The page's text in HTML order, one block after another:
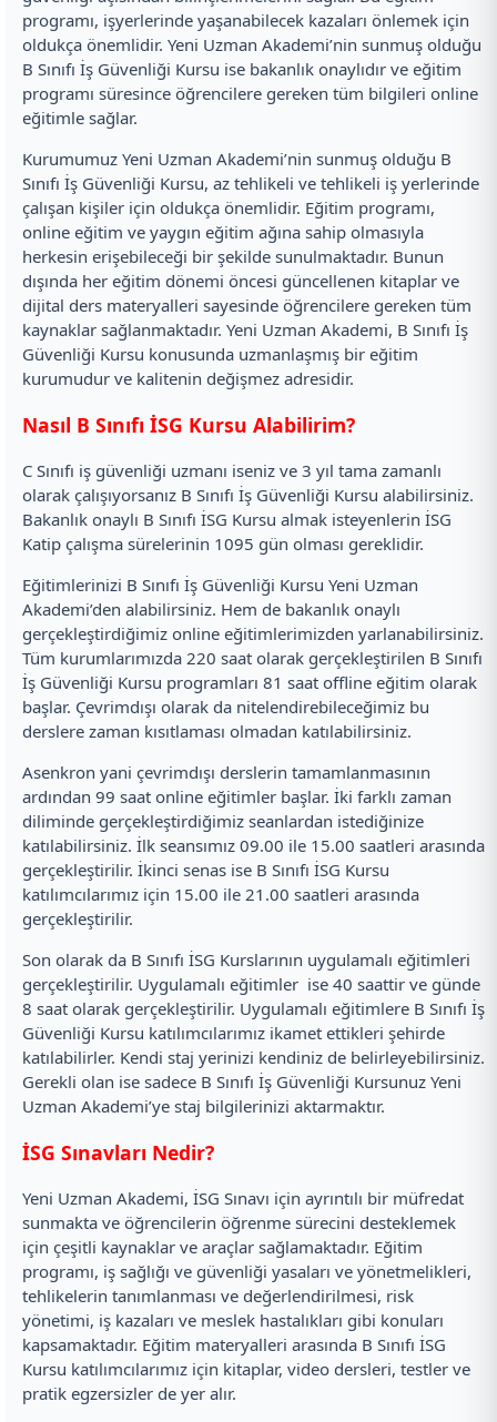
programı, işyerlerinde yaşanabilecek kazaları önlemek için
oldukça önemlidir. Yeni Uzman Akademi’nin sunmuş olduğu
B Sınıfı İş Güvenliği Kursu ise bakanlık onaylıdır ve eğitim
programı süresince öğrencilere gereken tüm bilgileri online
eğitimle sağlar.
Kurumumuz Yeni Uzman Akademi’nin sunmuş olduğu B
Sınıfı İş Güvenliği Kursu, az tehlikeli ve tehlikeli iş yerlerinde
çalışan kişiler için oldukça önemlidir. Eğitim programı,
online eğitim ve yaygın eğitim ağına sahip olmasıyla
herkesin erişebileceği bir şekilde sunulmaktadır. Bunun
dışında her eğitim dönemi öncesi güncellenen kitaplar ve
dijital ders materyalleri sayesinde öğrencilere gereken tüm
kaynaklar sağlanmaktadır. Yeni Uzman Akademi, B Sınıfı İş
Güvenliği Kursu konusunda uzmanlaşmış bir eğitim
kurumudur ve kalitenin değişmez adresidir.
Nasıl B Sınıfı İSG Kursu Alabilirim?
C Sınıfı iş güvenliği uzmanı iseniz ve 3 yıl tama zamanlı
olarak çalışıyorsanız B Sınıfı İş Güvenliği Kursu alabilirsiniz.
Bakanlık onaylı B Sınıfı İSG Kursu almak isteyenlerin İSG
Katip çalışma sürelerinin 1095 gün olması gereklidir.
Eğitimlerinizi B Sınıfı İş Güvenliği Kursu Yeni Uzman
Akademi’den alabilirsiniz. Hem de bakanlık onaylı
gerçekleştirdiğimiz online eğitimlerimizden yarlanabilirsiniz.
Tüm kurumlarımızda 220 saat olarak gerçekleştirilen B Sınıfı
İş Güvenliği Kursu programları 81 saat offline eğitim olarak
başlar. Çevrimdışı olarak da nitelendirebileceğimiz bu
derslere zaman kısıtlaması olmadan katılabilirsiniz.
Asenkron yani çevrimdışı derslerin tamamlanmasının
ardından 99 saat online eğitimler başlar. İki farklı zaman
diliminde gerçekleştirdiğimiz seanlardan istediğinize
katılabilirsiniz. İlk seansımız 09.00 ile 15.00 saatleri arasında
gerçekleştirilir. İkinci senas ise B Sınıfı İSG Kursu
katılımcılarımız için 15.00 ile 21.00 saatleri arasında
gerçekleştirilir.
Son olarak da B Sınıfı İSG Kurslarının uygulamalı eğitimleri
gerçekleştirilir. Uygulamalı eğitimler ise 40 saattir ve günde
8 saat olarak gerçekleştirilir. Uygulamalı eğitimlere B Sınıfı İş
Güvenliği Kursu katılımcılarımız ikamet ettikleri şehirde
katılabilirler. Kendi staj yerinizi kendiniz de belirleyebilirsiniz.
Gerekli olan ise sadece B Sınıfı İş Güvenliği Kursunuz Yeni
Uzman Akademi’ye staj bilgilerinizi aktarmaktır.
İSG Sınavları Nedir?
Yeni Uzman Akademi, İSG Sınavı için ayrıntılı bir müfredat
sunmakta ve öğrencilerin öğrenme sürecini desteklemek
için çeşitli kaynaklar ve araçlar sağlamaktadır. Eğitim
programı, iş sağlığı ve güvenliği yasaları ve yönetmelikleri,
tehlikelerin tanımlanması ve değerlendirilmesi, risk
yönetimi, iş kazaları ve meslek hastalıkları gibi konuları
kapsamaktadır. Eğitim materyalleri arasında B Sınıfı İSG
Kursu katılımcılarımız için kitaplar, video dersleri, testler ve
pratik egzersizler de yer alır.